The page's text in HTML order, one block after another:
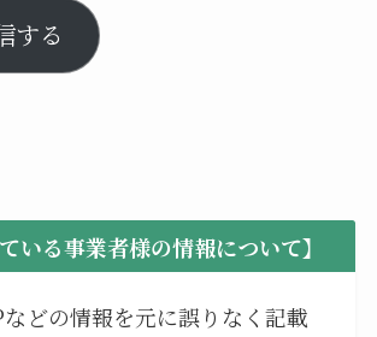
する
いる事業者様の情報について】
どの情報を元に誤りなく記載